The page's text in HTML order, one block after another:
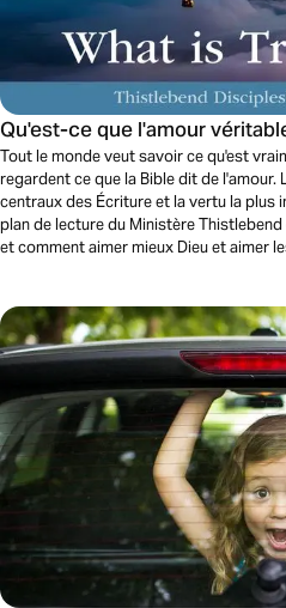
Qu'est-ce que l'amour
Tout le monde veut savoir ce qu'est
regardent ce que la Bible dit de l'amour.
centraux des Écriture et la vertu la plus
plan de lecture du Ministère
et comment aimer mieux Dieu et aimer